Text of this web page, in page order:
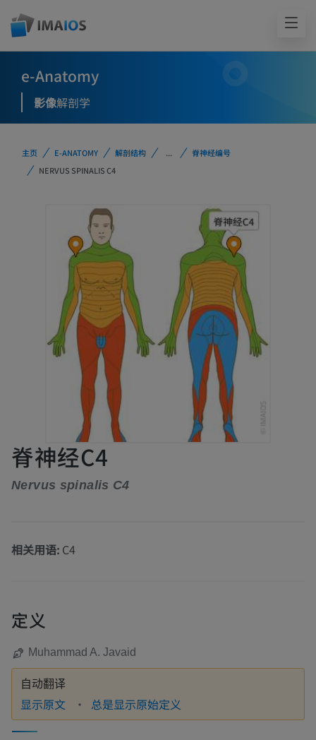
e-Anatomy
影像解剖学
主页 E-ANATOMY 解剖结构 ...
脊神经编号
NERVUS SPINALIS C4
脊神经C4
Nervus spinalis C4
相关用语: C4
定义
Muhammad A. Javaid
自动翻译
显示原文 总是显示原始定义